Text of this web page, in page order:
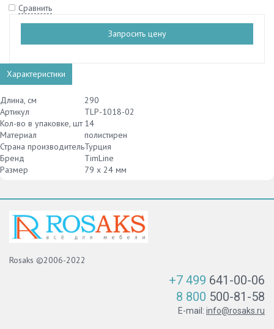
Сравнить
Запросить цену
Характеристики
Длина, см
290
Артикул
TLP-1018-02
Кол-во в упаковке, шт 14
Материал
полистирен
Страна производительТурция
Бренд
TimLine
Размер
79 х 24 мм
Rosaks ©2006-2022
+7 499 641-00-06
8 800 500-81-58
E-mail: info@rosaks.ru